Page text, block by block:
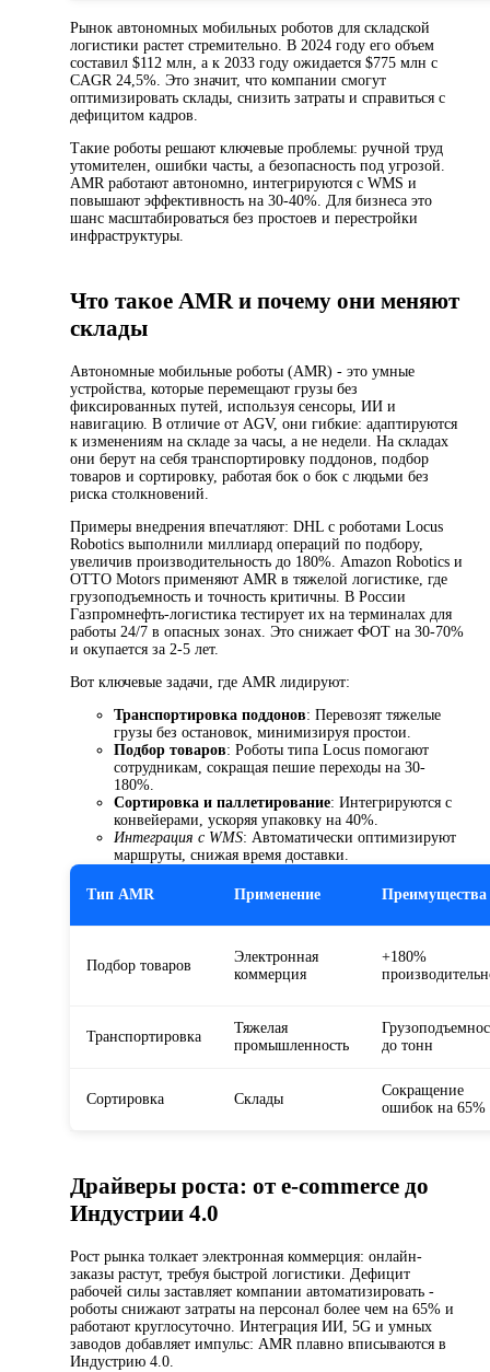
Рынок автономных мобильных роботов для складской
логистики растет стремительно. В 2024 году его объем
составил $112 млн, а к 2033 году ожидается $775 млн с
CAGR 24,5%. Это значит, что компании смогут
оптимизировать склады, снизить затраты и справиться с
дефицитом кадров.
Такие роботы решают ключевые проблемы: ручной труд
утомителен, ошибки часты, а безопасность под угрозой.
AMR работают автономно, интегрируются с WMS и
повышают эффективность на 30-40%. Для бизнеса это
шанс масштабироваться без простоев и перестройки
инфраструктуры.
Что такое AMR и почему они меняют
склады
Автономные мобильные роботы (AMR) - это умные
устройства, которые перемещают грузы без
фиксированных путей, используя сенсоры, ИИ и
навигацию. В отличие от AGV, они гибкие: адаптируются
к изменениям на складе за часы, а не недели. На складах
они берут на себя транспортировку поддонов, подбор
товаров и сортировку, работая бок о бок с людьми без
риска столкновений.
Примеры внедрения впечатляют: DHL с роботами Locus
Robotics выполнили миллиард операций по подбору,
увеличив производительность до 180%. Amazon Robotics и
OTTO Motors применяют AMR в тяжелой логистике, где
грузоподъемность и точность критичны. В России
Газпромнефть-логистика тестирует их на терминалах для
работы 24/7 в опасных зонах. Это снижает ФОТ на 30-70%
и окупается за 2-5 лет.
Вот ключевые задачи, где AMR лидируют:
Транспортировка поддонов: Перевозят тяжелые
грузы без остановок, минимизируя простои.
Подбор товаров: Роботы типа Locus помогают
сотрудникам, сокращая пешие переходы на 30-
180%.
Сортировка и паллетирование: Интегрируются с
конвейерами, ускоряя упаковку на 40%.
Интеграция с WMS: Автоматически оптимизируют
маршруты, снижая время доставки.
Тип AMR Применение Преимущества
Подбор товаров
Электронная
коммерция
+180%
Транспортировка
Тяжелая
промышленность
до тонн
Сортировка Склады
Сокращение
ошибок на 65%
Драйверы роста: от e-commerce до
Индустрии 4.0
Рост рынка толкает электронная коммерция: онлайн-
заказы растут, требуя быстрой логистики. Дефицит
рабочей силы заставляет компании автоматизировать -
роботы снижают затраты на персонал более чем на 65% и
работают круглосуточно. Интеграция ИИ, 5G и умных
заводов добавляет импульс: AMR плавно вписываются в
Индустрию 4.0.